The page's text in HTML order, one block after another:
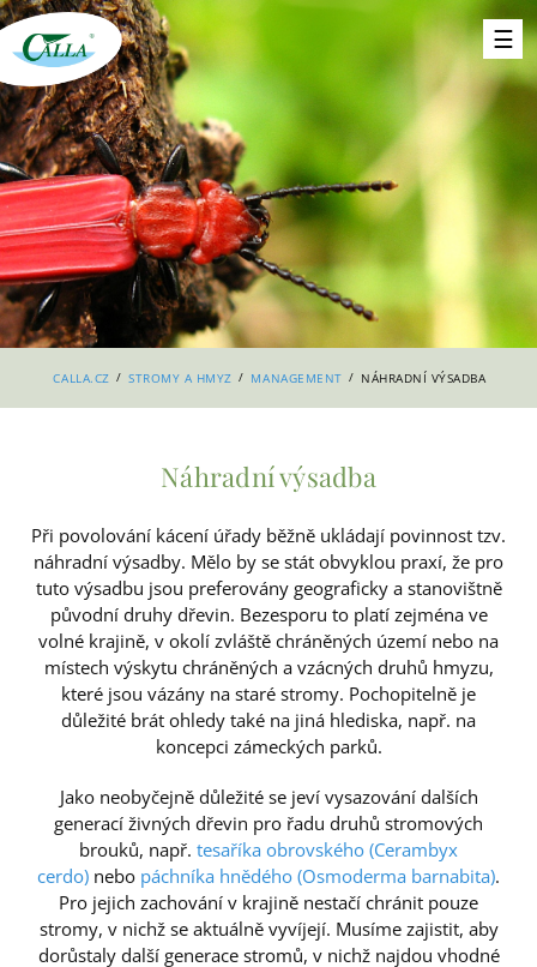
CALLA.CZ / STROMY A HMYZ / MANAGEMENT / NÁHRADNÍ VÝSADBA
Náhradní výsadba
Při povolování kácení úřady běžně ukládají povinnost tzv.
náhradní výsadby. Mělo by se stát obvyklou praxí, že pro
tuto výsadbu jsou preferovány geograficky a stanovištně
původní druhy dřevin. Bezesporu to platí zejména ve
volné krajině, v okolí zvláště chráněných území nebo na
místech výskytu chráněných a vzácných druhů hmyzu,
které jsou vázány na staré stromy. Pochopitelně je
důležité brát ohledy také na jiná hlediska, např. na
koncepci zámeckých parků.
Jako neobyčejně důležité se jeví vysazování dalších
generací živných dřevin pro řadu druhů stromových
brouků, např. tesaříka obrovského (Cerambyx
cerdo) nebo páchníka hnědého (Osmoderma barnabita).
Pro jejich zachování v krajině nestačí chránit pouze
stromy, v nichž se aktuálně vyvíjejí. Musíme zajistit, aby
dorůstaly další generace stromů, v nichž najdou vhodné